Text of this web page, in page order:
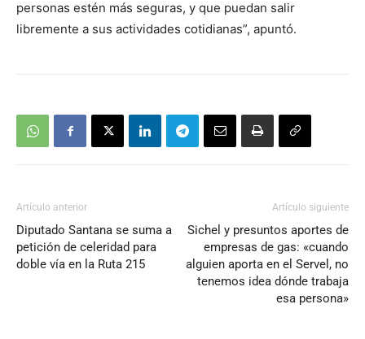
personas estén más seguras, y que puedan salir
libremente a sus actividades cotidianas”, apuntó.
Artículo anterior
Diputado Santana se suma a
petición de celeridad para
doble vía en la Ruta 215
Artículo siguiente
Sichel y presuntos aportes de
empresas de gas: «cuando
alguien aporta en el Servel, no
tenemos idea dónde trabaja
esa persona»